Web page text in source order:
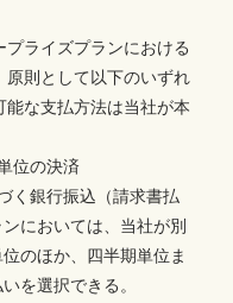
ライズプランにおける
原則として以下のいずれ
な支払方法は当社が本
位の決済
く銀行振込（請求書払
においては、当社が別
のほか、四半期単位ま
を選択できる。